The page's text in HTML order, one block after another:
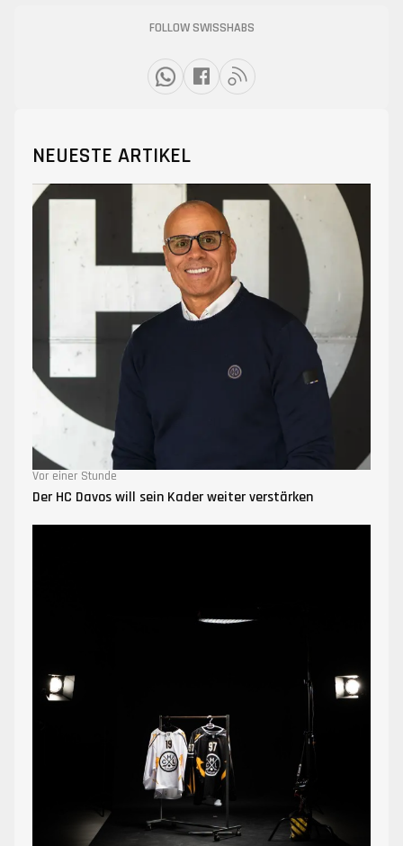
FOLLOW SWISSHABS
NEUESTE ARTIKEL
Vor einer Stunde
Der HC Davos will sein Kader weiter verstärken